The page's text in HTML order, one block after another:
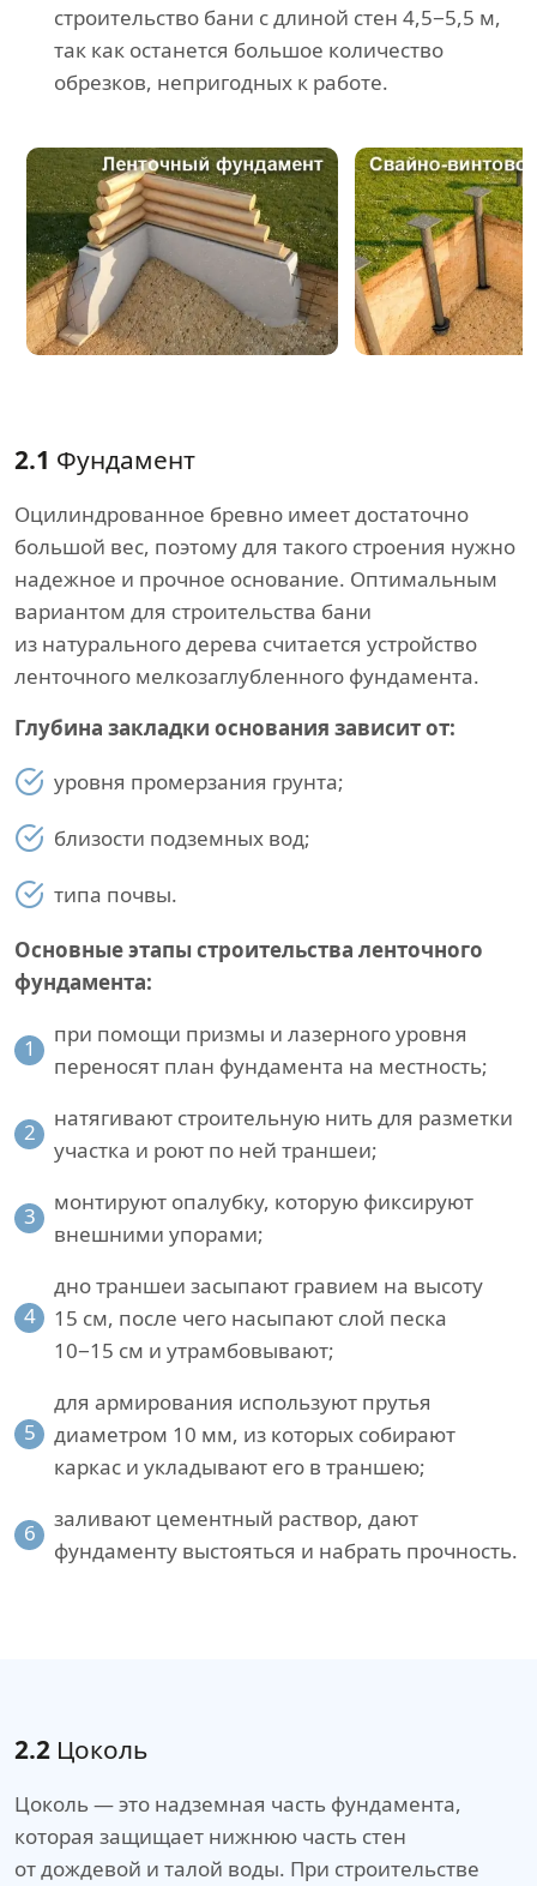
строительство бани с длиной стен 4,5−5,5 м,
так как останется большое количество
обрезков, непригодных к работе.
2.1 Фундамент
Оцилиндрованное бревно имеет достаточно
большой вес, поэтому для такого строения нужно
надежное и прочное основание. Оптимальным
вариантом для строительства бани
из натурального дерева считается устройство
ленточного мелкозаглубленного фундамента.
Глубина закладки основания зависит от:
уровня промерзания грунта;
близости подземных вод;
типа почвы.
Основные этапы строительства ленточного
фундамента:
1
при помощи призмы и лазерного уровня
переносят план фундамента на местность;
2
натягивают строительную нить для разметки
участка и роют по ней траншеи;
3
монтируют опалубку, которую фиксируют
внешними упорами;
4
дно траншеи засыпают гравием на высоту
15 см, после чего насыпают слой песка
10−15 см и утрамбовывают;
5
для армирования используют прутья
диаметром 10 мм, из которых собирают
каркас и укладывают его в траншею;
6
заливают цементный раствор, дают
фундаменту выстояться и набрать прочность.
2.2 Цоколь
Цоколь — это надземная часть фундамента,
которая защищает нижнюю часть стен
от дождевой и талой воды. При строительстве